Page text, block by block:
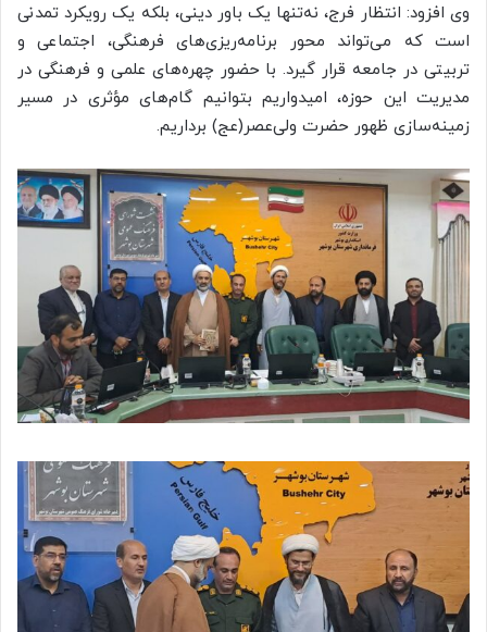
وی افزود: انتظار فرج، نه‌تنها یک باور دینی، بلکه یک رویکرد تمدنی
است که می‌تواند محور برنامه‌ریزی‌های فرهنگی، اجتماعی و
تربیتی در جامعه قرار گیرد. با حضور چهره‌های علمی و فرهنگی در
مدیریت این حوزه، امیدواریم بتوانیم گام‌های مؤثری در مسیر
زمینه‌سازی ظهور حضرت ولی‌عصر(عج) برداریم.